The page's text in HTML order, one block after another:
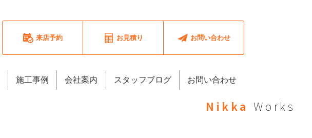
来店予約 お見積り お問い合わせ
施工事例 会社案内 スタッフブログ お問い合わせ
Nikka Works